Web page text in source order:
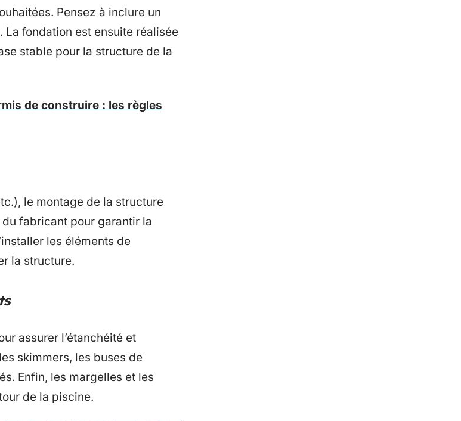
Pensez à inclure un
fondation est ensuite réalisée
stable pour la structure de la
de construire : les règles
le montage de la structure
fabricant pour garantir la
les éléments de
la structure.
assurer l’étanchéité et
skimmers, les buses de
Enfin, les margelles et les
de la piscine.